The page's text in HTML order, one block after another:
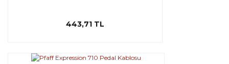
443,71 TL